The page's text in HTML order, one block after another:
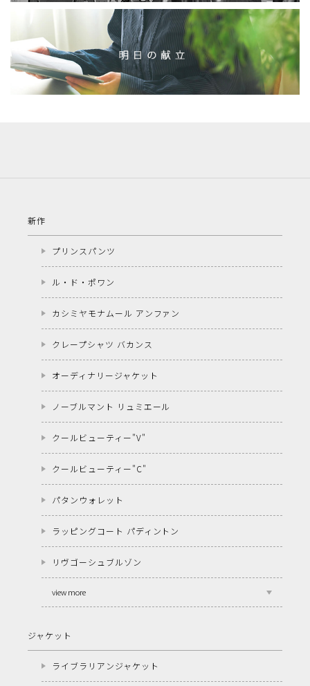
新作
プリンスパンツ
ル・ド・ポワン
カシミヤモナムール アンファン
クレープシャツ バカンス
オーディナリージャケット
ノーブルマント リュミエール
クールビューティー"V"
クールビューティー"C"
パタンウォレット
ラッピングコート パディントン
リヴゴーシュブルゾン
view more
ジャケット
ライブラリアンジャケット